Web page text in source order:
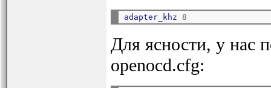
adapter_khz 8
Для ясности, у нас
openocd.cfg: